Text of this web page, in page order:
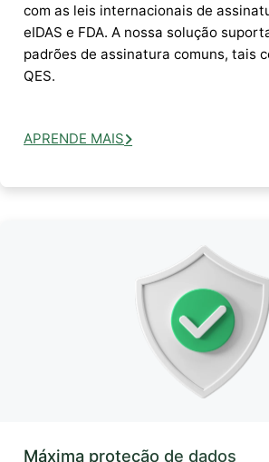
com as leis internacionais de
eIDAS e FDA. A nossa solução
padrões de assinatura comuns, tais
QES.
APRENDE MAIS
Máxima proteção de dados